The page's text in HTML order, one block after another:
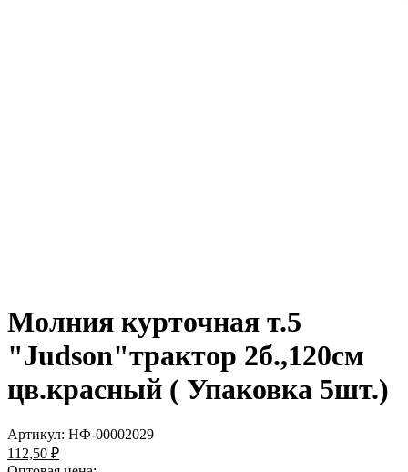
Молния курточная т.5
"Judson"трактор 2б.,120см
цв.красный ( Упаковка 5шт.)
Артикул: НФ-00002029
112,50 ₽